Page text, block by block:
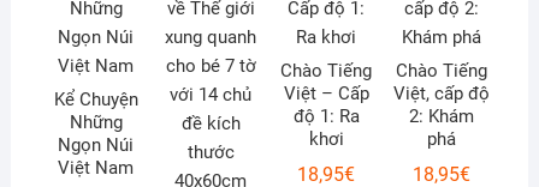
Kể Chuyện
Những
Ngọn Núi
Việt Nam
Chào Tiếng
Việt – Cấp
độ 1: Ra
khơi
18,95€
Chào Tiếng
Việt, cấp độ
2: Khám
phá
18,95€